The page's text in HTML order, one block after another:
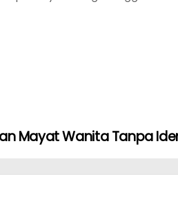
Mayat Wanita Tanpa